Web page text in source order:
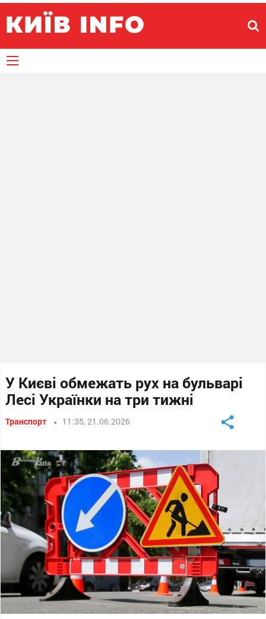
У Києві обмежать рух на бульварі
Лесі Українки на три тижні
Транспорт 11:35, 21.06.2026